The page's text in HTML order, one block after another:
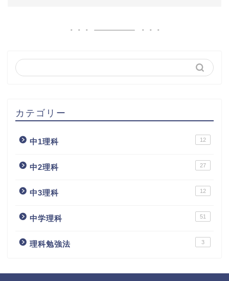
カテゴリー
中1理科 12
中2理科 27
中3理科 12
中学理科 51
理科勉強法 3